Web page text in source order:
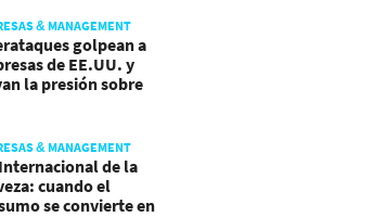
& MANAGEMENT
golpean a
de EE.UU. y
la presión sobre
& MANAGEMENT
de la
cuando el
se convierte en